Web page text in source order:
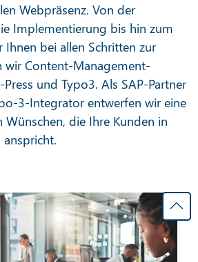
Webpräsenz. Von der
Implementierung bis hin zum
bei allen Schritten zur
wir Content-Management-
und Typo3. Als SAP-Partner
3-Integrator entwerfen wir eine
Wünschen, die Ihre Kunden in